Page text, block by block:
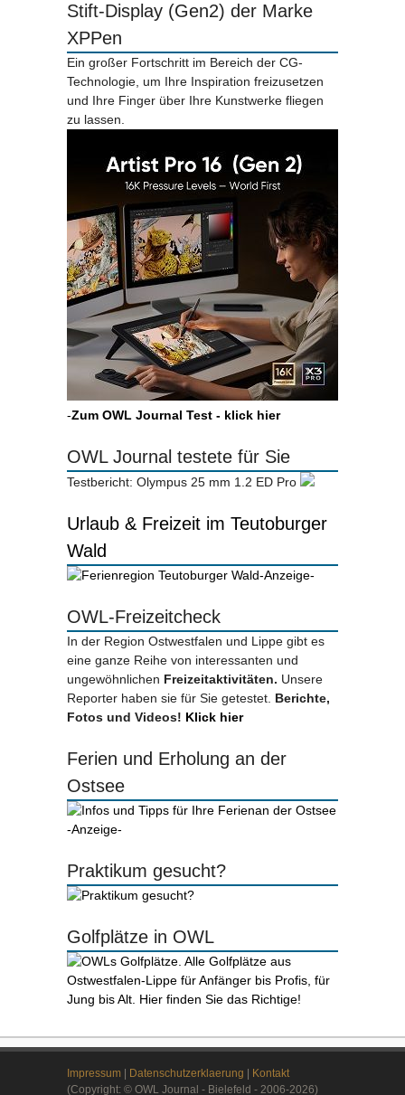
Stift-Display (Gen2) der Marke
XPPen
Ein großer Fortschritt im Bereich der CG-
Technologie, um Ihre Inspiration freizusetzen
und Ihre Finger über Ihre Kunstwerke fliegen
zu lassen.
-Zum OWL Journal Test - klick hier
OWL Journal testete für Sie
Testbericht: Olympus 25 mm 1.2 ED Pro
Urlaub & Freizeit im Teutoburger
Wald
-Anzeige-
OWL-Freizeitcheck
In der Region Ostwestfalen und Lippe gibt es
eine ganze Reihe von interessanten und
ungewöhnlichen Freizeitaktivitäten. Unsere
Reporter haben sie für Sie getestet. Berichte,
Fotos und Videos! Klick hier
Ferien und Erholung an der
Ostsee
-Anzeige-
Praktikum gesucht?
Golfplätze in OWL
Impressum Datenschutzerklaerung
Kontakt
(Copyright: © OWL Journal - Bielefeld - 2006-2026)